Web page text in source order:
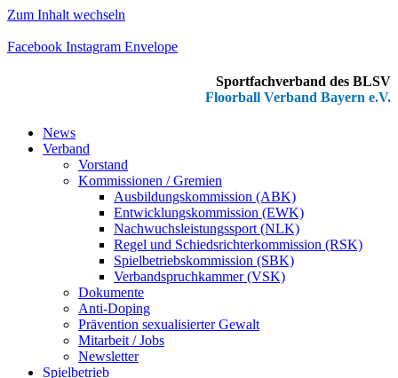
Zum Inhalt wechseln
Facebook Instagram Envelope
Sportfachverband des BLSV
Floorball Verband Bayern e.V.
News
Verband
Vorstand
Kommissionen / Gremien
Ausbildungskommission (ABK)
Entwicklungskommission (EWK)
Nachwuchsleistungssport (NLK)
Regel und Schiedsrichterkommission (RSK)
Spielbetriebskommission (SBK)
Verbandspruchkammer (VSK)
Dokumente
Anti-Doping
Prävention sexualisierter Gewalt
Mitarbeit / Jobs
Newsletter
Spielbetrieb